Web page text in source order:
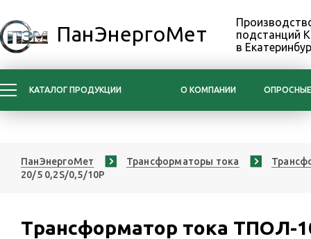
ПанЭнергоМет
подстанций
в
КАТАЛОГ ПРОДУКЦИИ О КОМПАНИИ
ПанЭнергоМет Трансформаторы тока
20/5 0,2S/0,5/10Р
Трансформатор тока ТПОЛ-